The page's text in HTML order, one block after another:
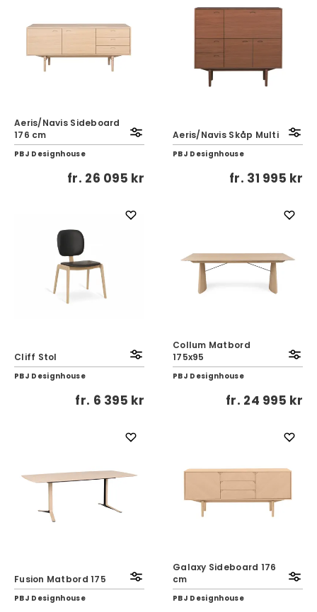
Aeris/Navis Sideboard
176 cm
PBJ Designhouse
fr. 26 095 kr
Aeris/Navis Skåp Multi
PBJ Designhouse
fr. 31 995 kr
Cliff Stol
PBJ Designhouse
fr. 6 395 kr
Collum Matbord
175x95
PBJ Designhouse
fr. 24 995 kr
Fusion Matbord 175
PBJ Designhouse
Galaxy Sideboard 176
cm
PBJ Designhouse